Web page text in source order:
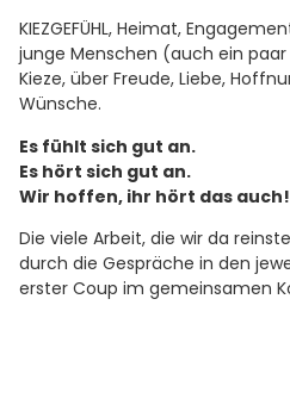
KIEZGEFÜHL, Heimat,
junge Menschen (auch ein paar
Kieze, über Freude, Liebe,
Wünsche.
Es fühlt sich gut an.
Es hört sich gut an.
Wir hoffen, ihr hört das auch!
Die viele Arbeit, die wir da
durch die Gespräche in den
erster Coup im gemeinsamen